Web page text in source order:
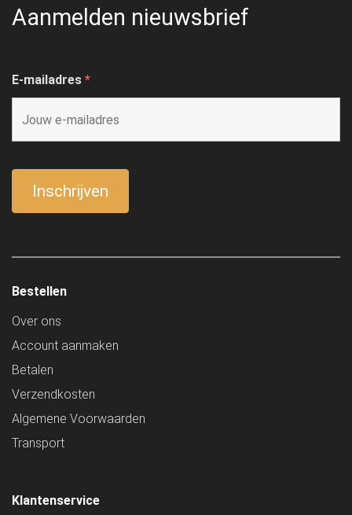
Aanmelden nieuwsbrief
E-mailadres *
Bestellen
Over ons
Account aanmaken
Betalen
Verzendkosten
Algemene Voorwaarden
Transport
Klantenservice